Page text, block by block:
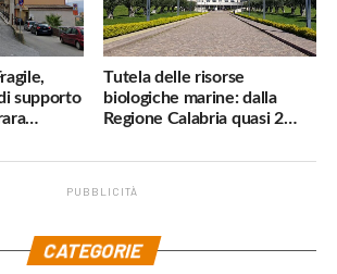
supporto
Tutela delle risorse
biologiche marine: dalla
Regione Calabria quasi 2
PUBBLICITÀ
CATEGORIE